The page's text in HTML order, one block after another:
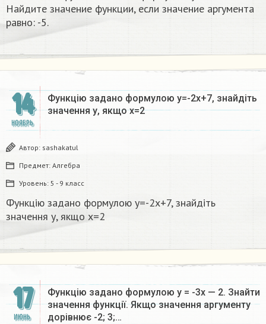
Найдите значение функции, если значение аргумента
равно: -5.​
14
НОЯБРЬ
Функцію задано формулою у=-2х+7, знайдіть
значення у, якщо х=2
Автор: sashakatul
Предмет: Алгебра
Уровень: 5 - 9 класс
Функцію задано формулою у=-2х+7, знайдіть
значення у, якщо х=2
17
ИЮНЬ
Функцію задано формулою у = -3х — 2. Знайти
значення функції. Якщо значення аргументу
дорівнює -2; 3;…